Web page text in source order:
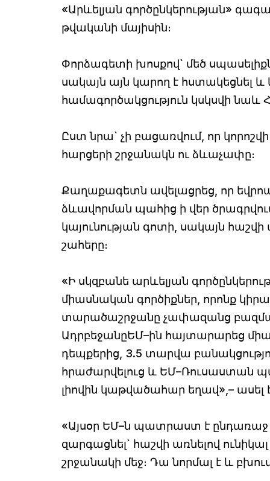
«Արևելյան գործընկերության»
թվականի մայիսին։
Փորձագետի խոսքով` մեծ
սակայն այն կարող է հստակեցնել և
համագործակցություն կսկսվի
Ըստ նրա` չի բացառվում, որ
հարցերի շրջանակն ու ձևաչափը։
Քաղաքագետն ավելացրեց, որ
ձևավորման պահից ի վեր
կայունության գոտի, սակայն
շահերը։
«Ի սկզբանե արևելյան
միասնական գործիքներ, որոնք
տարածաշրջանը չափազանց
ԱդրբեջանըԵՄ–ին հայտարարեց
դեպքերից, 3.5 տարվա
հրաժարվելուց և ԵՄ–Ռուսաստան
լիովին կաթվածահար եղավ»,– ասել
«Այսօր ԵՄ–ն պատրաստ է ընդառաջ
զարգացնել` հաշվի առնելով
շրջանակի մեջ։ Դա նորմալ է և